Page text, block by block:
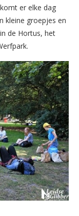
er elke dag
kleine groepjes en
de Hortus, het